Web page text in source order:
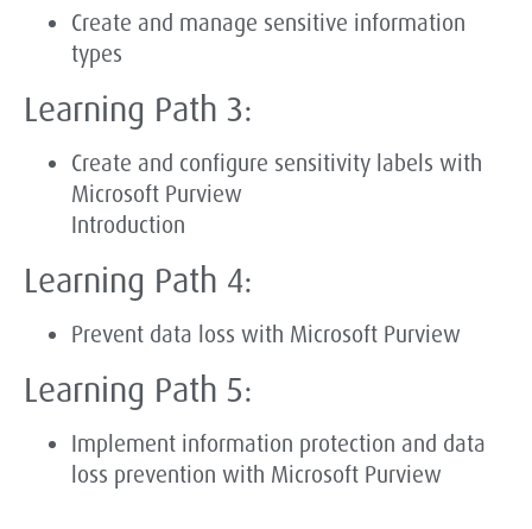
Create and manage sensitive information
types
Learning Path 3:
Create and configure sensitivity labels with
Microsoft Purview
Introduction
Learning Path 4:
Prevent data loss with Microsoft Purview
Learning Path 5:
Implement information protection and data
loss prevention with Microsoft Purview